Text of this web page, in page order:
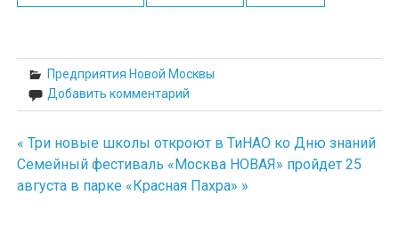
Предприятия Новой Москвы
Добавить комментарий
Навигация
по
« Три новые школы откроют в ТиНАО ко Дню знаний
Семейный фестиваль «Москва НОВАЯ» пройдет 25
августа в парке «Красная Пахра» »